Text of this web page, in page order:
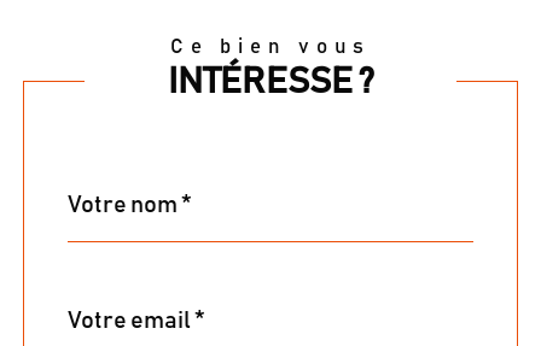
Ce bien vous
INTÉRESSE ?
par
défaut
*
*